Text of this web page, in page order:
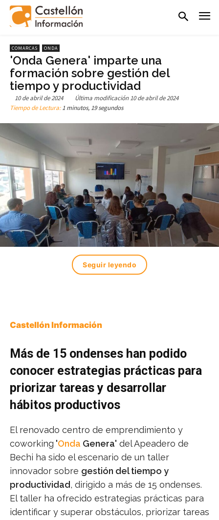
COMARCAS ONDA
'Onda Genera' imparte una
formación sobre gestión del
tiempo y productividad
10 de abril de 2024 Última modificación 10 de abril de 2024
Tiempo de Lectura:1 minutos, 19 segundos
Seguir leyendo
Castellón Información
Más de 15 ondenses han podido
conocer estrategias prácticas para
priorizar tareas y desarrollar
hábitos productivos
El renovado centro de emprendimiento y
coworking 'Onda Genera' del Apeadero de
Bechi ha sido el escenario de un taller
innovador sobre gestión del tiempo y
productividad, dirigido a más de 15 ondenses.
El taller ha ofrecido estrategias prácticas para
identificar y superar obstáculos, priorizar tareas